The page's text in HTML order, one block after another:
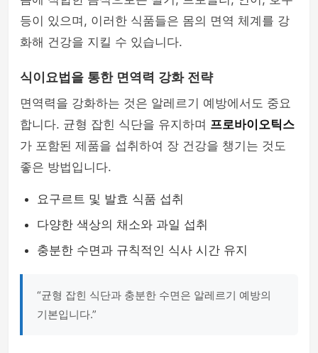
등이 있으며, 이러한 식품들은 몸의 면역 체계를 강
화해 건강을 지킬 수 있습니다.
식이요법을 통한 면역력 강화 전략
면역력을 강화하는 것은 알레르기 예방에서도 중요
합니다. 균형 잡힌 식단을 유지하며 프로바이오틱스
가 포함된 제품을 섭취하여 장 건강을 챙기는 것도
좋은 방법입니다.
요구르트 및 발효 식품 섭취
다양한 색상의 채소와 과일 섭취
충분한 수면과 규칙적인 식사 시간 유지
“균형 잡힌 식단과 충분한 수면은 알레르기 예방의
기본입니다.”